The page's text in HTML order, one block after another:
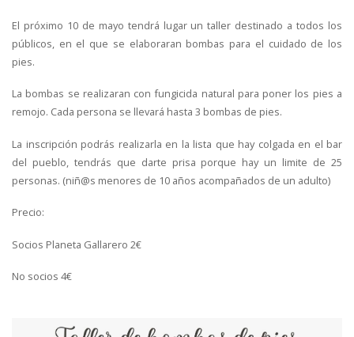
El próximo 10 de mayo tendrá lugar un taller destinado a todos los
públicos, en el que se elaboraran bombas para el cuidado de los
pies.
La bombas se realizaran con fungicida natural para poner los pies a
remojo. Cada persona se llevará hasta 3 bombas de pies.
La inscripción podrás realizarla en la lista que hay colgada en el bar
del pueblo, tendrás que darte prisa porque hay un limite de 25
personas. (niñ@s menores de 10 años acompañados de un adulto)
Precio:
Socios Planeta Gallarero 2€
No socios 4€